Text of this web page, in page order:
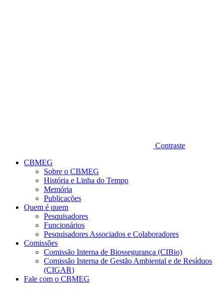
Contraste
CBMEG
Sobre o CBMEG
História e Linha do Tempo
Memória
Publicações
Quem é quem
Pesquisadores
Funcionários
Pesquisadores Associados e Colaboradores
Comissões
Comissão Interna de Biossegurança (CIBio)
Comissão Interna de Gestão Ambiental e de Resíduos
(CIGAR)
Fale com o CBMEG